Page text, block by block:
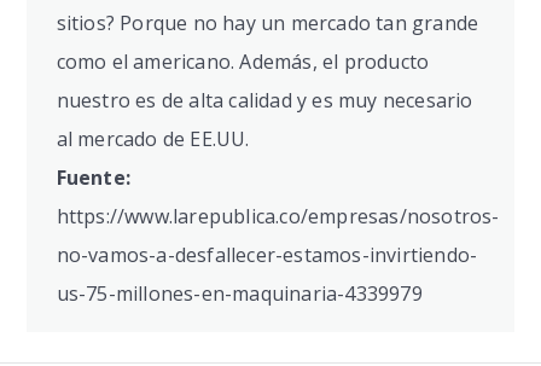
sitios? Porque no hay un mercado tan grande
como el americano. Además, el producto
nuestro es de alta calidad y es muy necesario
al mercado de EE.UU.
Fuente:
https://www.larepublica.co/empresas/nosotros-
no-vamos-a-desfallecer-estamos-invirtiendo-
us-75-millones-en-maquinaria-4339979